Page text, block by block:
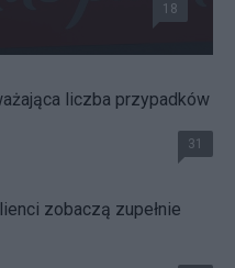
18
liczba przypadków
31
zobaczą zupełnie